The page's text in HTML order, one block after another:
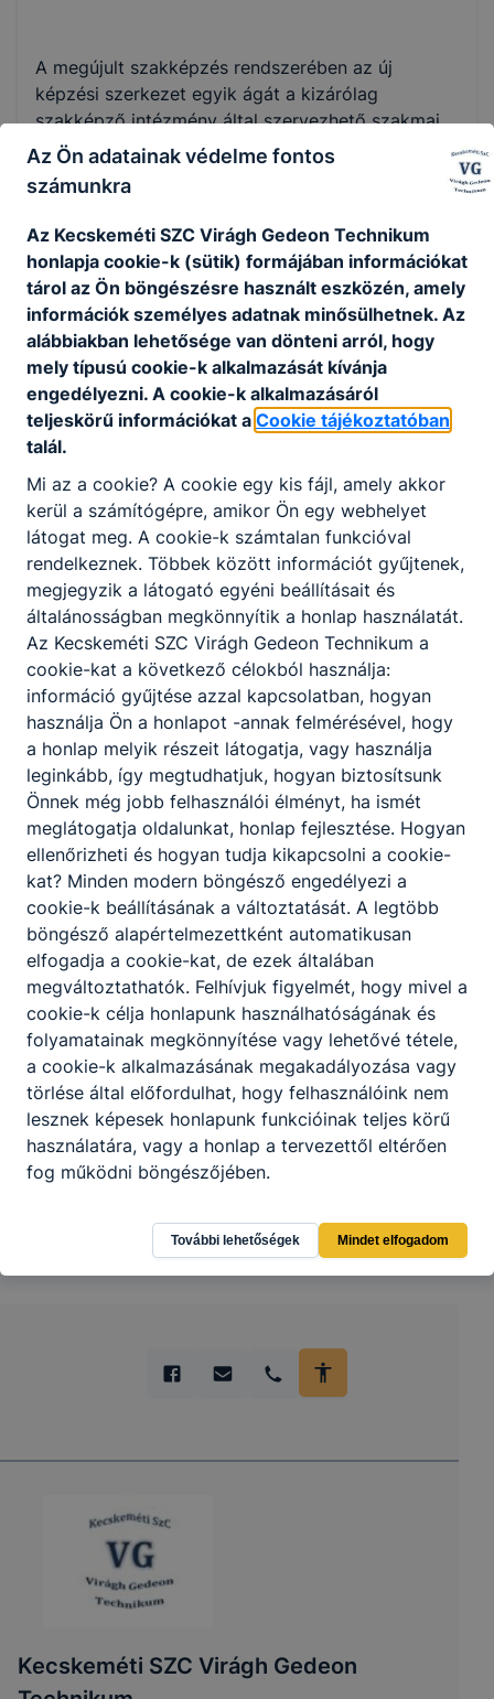
A megújult szakképzés rendszerében az új
képzési szerkezet egyik ágát a kizárólag
szakképző intézmény által szervezhető szakmai
oktatás keretében elsajátítható szakmák (melyek
szintje, képzési ideje jogszabályban
(Szakmajegyzék) rögzítettek), másik halmazát – a
Programkövetelmények alapján, szakképző
intézmény és felnőttképző által egyaránt
szervezhető, jellemzően rövidebb időtartamú,
valamely szakmára ráépülő vagy egyéb speciális
tartalmú szakmai képzés keretében
megszerezhető – szakképesítések alkotják.
A szakmai képzés befejezése után a képzésben
részt vevő akkreditált vizsgaközpontban képesítő
vizsgát tehet.
A sikeres képesítő vizsga eredményeként kiállított
képesítő bizonyítvány államilag elismert, önálló
végzettségi szintet nem biztosító szakképesítést
tanúsít.
Ingyenes képzéseinken az első képesítő vizsga
letételéig térítésmentesen tanulhatnak azok, akik
még nem rendelkeznek az új szakképzési
rendszerben szerzett szakképesítéssel.
A szakképző intézmény szakmai programjában
meghatározottak szerint, az intézmény
igazgatójának döntése alapján lehetőség van a
korábbi tanulmányok, megszerzett ismeretek és
gyakorlat beszámítására, és ezáltal a képzési idő
rövidítésére.
Partnereink
Kecskeméti SZC Virágh Gedeon
Az Ön adatainak védelme fontos
számunkra
Az Kecskeméti SZC Virágh Gedeon Technikum
honlapja cookie-k (sütik) formájában információkat
tárol az Ön böngészésre használt eszközén, amely
információk személyes adatnak minősülhetnek. Az
alábbiakban lehetősége van dönteni arról, hogy
mely típusú cookie-k alkalmazását kívánja
engedélyezni. A cookie-k alkalmazásáról
teljeskörű információkat a Cookie tájékoztatóban
talál.
Mi az a cookie? A cookie egy kis fájl, amely akkor
kerül a számítógépre, amikor Ön egy webhelyet
látogat meg. A cookie-k számtalan funkcióval
rendelkeznek. Többek között információt gyűjtenek,
megjegyzik a látogató egyéni beállításait és
általánosságban megkönnyítik a honlap használatát.
Az Kecskeméti SZC Virágh Gedeon Technikum a
cookie-kat a következő célokból használja:
információ gyűjtése azzal kapcsolatban, hogyan
használja Ön a honlapot -annak felmérésével, hogy
a honlap melyik részeit látogatja, vagy használja
leginkább, így megtudhatjuk, hogyan biztosítsunk
Önnek még jobb felhasználói élményt, ha ismét
meglátogatja oldalunkat, honlap fejlesztése. Hogyan
ellenőrizheti és hogyan tudja kikapcsolni a cookie-
kat? Minden modern böngésző engedélyezi a
cookie-k beállításának a változtatását. A legtöbb
böngésző alapértelmezettként automatikusan
elfogadja a cookie-kat, de ezek általában
megváltoztathatók. Felhívjuk figyelmét, hogy mivel a
cookie-k célja honlapunk használhatóságának és
folyamatainak megkönnyítése vagy lehetővé tétele,
a cookie-k alkalmazásának megakadályozása vagy
törlése által előfordulhat, hogy felhasználóink nem
lesznek képesek honlapunk funkcióinak teljes körű
használatára, vagy a honlap a tervezettől eltérően
fog működni böngészőjében.
További lehetőségek Mindet elfogadom